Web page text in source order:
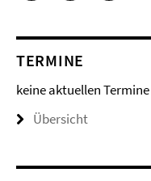
TERMINE
keine aktuellen Termine
Übersicht